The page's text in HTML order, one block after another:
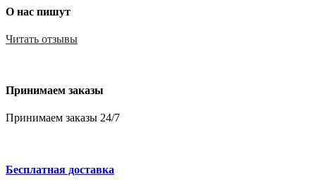
О нас пишут
Читать отзывы
Принимаем заказы
Принимаем заказы 24/7
Бесплатная доставка